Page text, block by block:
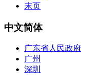
末页
中文简体
广东省人民政府
广州
深圳